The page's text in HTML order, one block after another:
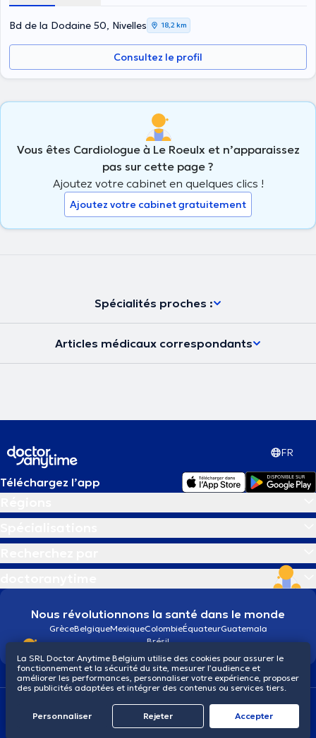
Bd de la Dodaine 50, Nivelles 18,2 km
Consultez le profil
Vous êtes Cardiologue à Le Roeulx et n’apparaissez
pas sur cette page ?
Ajoutez votre cabinet en quelques clics !
Ajoutez votre cabinet gratuitement
Spécialités proches :
Articles médicaux correspondants
FR
Téléchargez l’app
Nous révolutionnons la santé dans le monde
GrèceBelgiqueMexiqueColombieÉquateurGuatemala
Brésil
Conditions généralesCookiesPolitique de confidentialité
© 2026 doctoranytime
La SRL Doctor Anytime Belgium utilise des cookies pour assurer le
fonctionnement et la sécurité du site, mesurer l’audience et
améliorer les performances, personnaliser votre expérience, proposer
des publicités adaptées et intégrer des contenus ou services tiers.
Personnaliser Rejeter Αccepter